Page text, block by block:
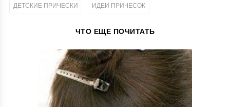
ДЕТСКИЕ ПРИЧЕСКИ ИДЕИ ПРИЧЕСОК
ЧТО ЕЩЕ ПОЧИТАТЬ